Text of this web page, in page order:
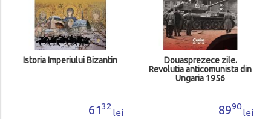
Istoria Imperiului Bizantin
6132
lei
Douasprezece zile.
Revolutia anticomunista din
Ungaria 1956
8990
lei